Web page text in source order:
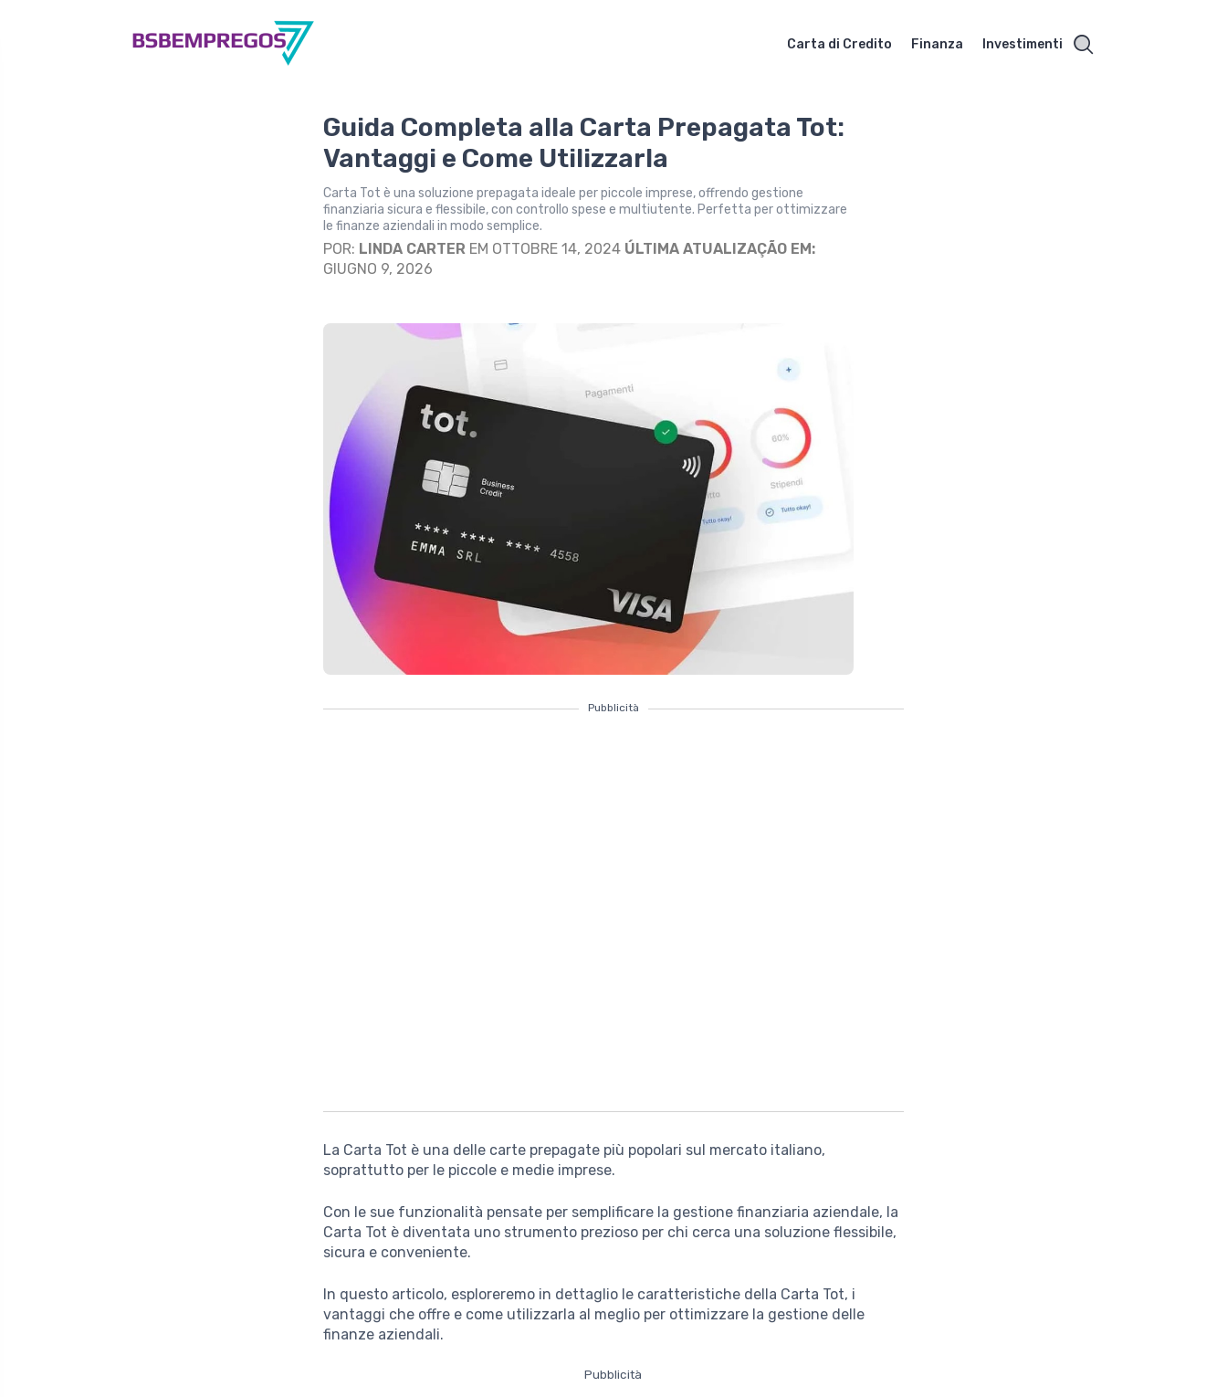
Carta di Credito Finanza Investimenti
Guida Completa alla Carta Prepagata Tot:
Vantaggi e Come Utilizzarla
Carta Tot è una soluzione prepagata ideale per piccole imprese, offrendo gestione
finanziaria sicura e flessibile, con controllo spese e multiutente. Perfetta per ottimizzare
le finanze aziendali in modo semplice.
POR: LINDA CARTER EM OTTOBRE 14, 2024 ÚLTIMA ATUALIZAÇÃO EM:
GIUGNO 9, 2026
Pubblicità
La Carta Tot è una delle carte prepagate più popolari sul mercato italiano,
soprattutto per le piccole e medie imprese.
Con le sue funzionalità pensate per semplificare la gestione finanziaria aziendale, la
Carta Tot è diventata uno strumento prezioso per chi cerca una soluzione flessibile,
sicura e conveniente.
In questo articolo, esploreremo in dettaglio le caratteristiche della Carta Tot, i
vantaggi che offre e come utilizzarla al meglio per ottimizzare la gestione delle
finanze aziendali.
Pubblicità